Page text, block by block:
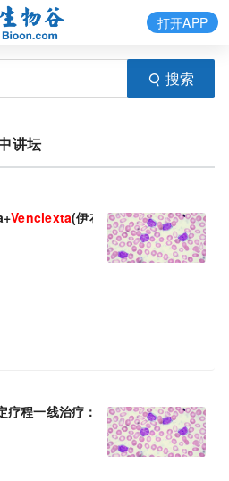
搜索
打开APP
讲坛
Venclexta(伊布替尼+维奈克拉)：3年
疗程一线治疗：优于苯丁酸氮芥